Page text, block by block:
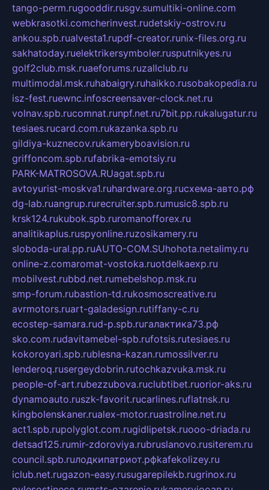
tango-perm.rugooddir.rusgv.sumultiki-online.com
webkrasotki.comcherinvest.rudetskiy-ostrov.ru
ankou.spb.rualvesta1.rupdf-creator.runix-files.org.ru
sakhatoday.ruelektrikersymboler.rusputnikyes.ru
golf2club.msk.ruaeforums.ruzallclub.ru
multimodal.msk.ruhabaigry.ruhaikko.rusobakopedia.ru
isz-fest.ruewnc.infoscreensaver-clock.net.ru
volnav.spb.rucomnat.runpf.net.ru7bit.pp.rukalugatur.ru
tesiaes.rucard.com.rukazanka.spb.ru
gildiya-kuznecov.rukameryboavision.ru
griffoncom.spb.rufabrika-emotsiy.ru
PARK-MATROSOVA.RUagat.spb.ru
avtoyurist-moskva1.ruhardware.org.ruсхема-авто.рф
dg-lab.ruangrup.rurecruiter.spb.rumusic8.spb.ru
krsk124.rukubok.spb.ruromanofforex.ru
analitikaplus.ruspyonline.ruzosikamery.ru
sloboda-ural.pp.ruAUTO-COM.SUhohota.netalimy.ru
online-z.comaromat-vostoka.ruotdelkaexp.ru
mobilvest.rubbd.net.rumebelshop.msk.ru
smp-forum.rubastion-td.rukosmoscreative.ru
avrmotors.ruart-galadesign.rutiffany-c.ru
ecostep-samara.rud-p.spb.ruгалактика73.рф
sko.com.rudavitamebel-spb.rufotsis.rutesiaes.ru
kokoroyari.spb.rublesna-kazan.rumossilver.ru
lenderoq.rusergeydobrin.rutochkazvuka.msk.ru
people-of-art.rubezzubova.ruclubtibet.ruorior-aks.ru
dynamoauto.ruszk-favorit.rucarlines.ruflatnsk.ru
kingbolenskaner.rualex-motor.ruastroline.net.ru
act1.spb.rupolyglot.com.rugidlipetsk.ruooo-driada.ru
detsad125.rumir-zdoroviya.rubruslanovo.rusiterem.ru
council.spb.ruлодкипатриот.рфkafekolizey.ru
iclub.net.rugazon-easy.rusugarepilekb.rugrinox.ru